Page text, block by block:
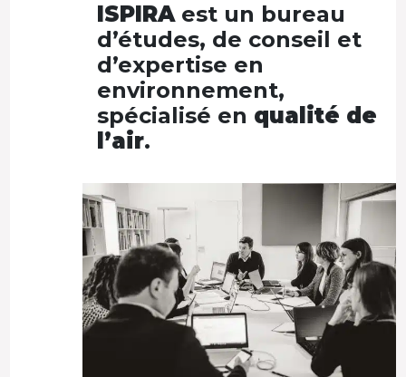
ISPIRAest un bureau
d’études, de conseil et
d’expertise en
environnement,
spécialisé en qualité de
l’air.